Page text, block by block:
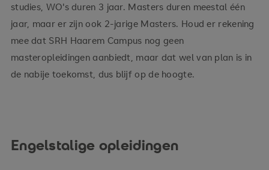
studies, WO's duren 3 jaar. Masters duren meestal één
jaar, maar er zijn ook 2-jarige Masters. Houd er rekening
mee dat SRH Haarem Campus nog geen
masteropleidingen aanbiedt, maar dat wel van plan is in
de nabije toekomst, dus blijf op de hoogte.
Engelstalige opleidingen